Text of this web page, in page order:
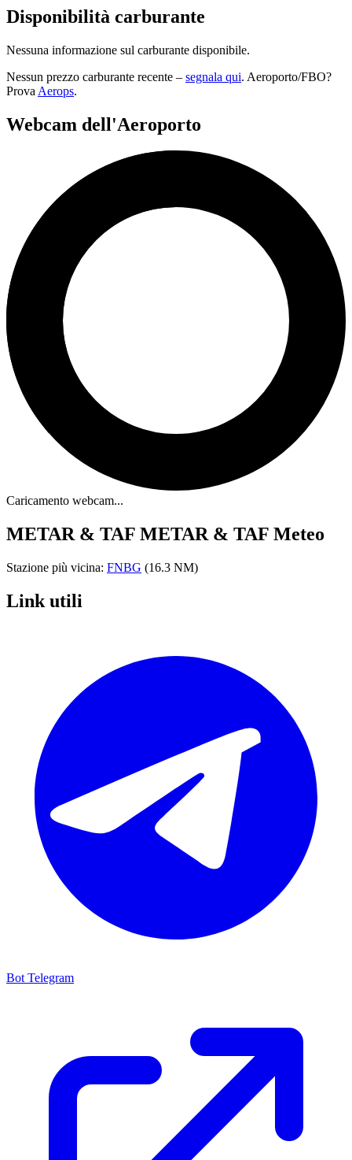
Disponibilità carburante
Nessuna informazione sul carburante disponibile.
Nessun prezzo carburante recente – segnala qui. Aeroporto/FBO?
Prova Aerops.
Webcam dell'Aeroporto
Caricamento webcam...
METAR & TAF METAR & TAF Meteo
Stazione più vicina: FNBG (16.3 NM)
Link utili
Bot Telegram